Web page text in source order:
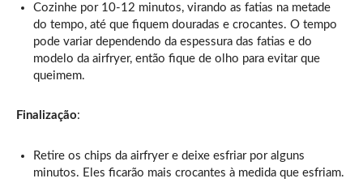
Cozinhe por 10-12 minutos, virando as fatias na metade
do tempo, até que fiquem douradas e crocantes. O tempo
pode variar dependendo da espessura das fatias e do
modelo da airfryer, então fique de olho para evitar que
queimem.
Finalização:
Retire os chips da airfryer e deixe esfriar por alguns
minutos. Eles ficarão mais crocantes à medida que esfriam.